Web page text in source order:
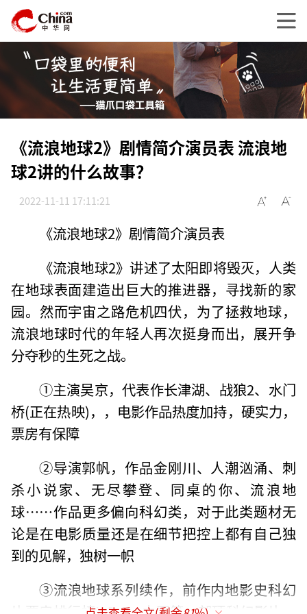
《流浪地球2》剧情简介演员表 流浪地
球2讲的什么故事？
2022-11-11 17:11:21
《流浪地球2》剧情简介演员表
《流浪地球2》讲述了太阳即将毁灭，人类
在地球表面建造出巨大的推进器，寻找新的家
园。然而宇宙之路危机四伏，为了拯救地球，
流浪地球时代的年轻人再次挺身而出，展开争
分夺秒的生死之战。
①主演吴京，代表作长津湖、战狼2、水门
桥(正在热映)，，电影作品热度加持，硬实力，
票房有保障
②导演郭帆，作品金刚川、人潮汹涌、刺
杀小说家、无尽攀登、同桌的你、流浪地
球……作品更多偏向科幻类，对于此类题材无
论是在电影质量还是在细节把控上都有自己独
到的见解，独树一帜
③流浪地球系列续作，前作内地影史科幻